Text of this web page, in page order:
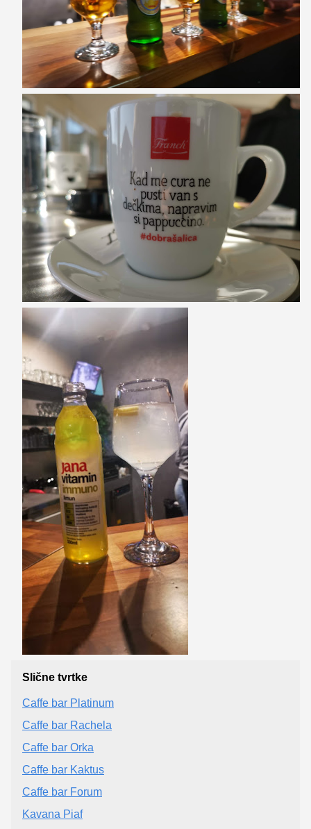
Slične tvrtke
Caffe bar Platinum
Caffe bar Rachela
Caffe bar Orka
Caffe bar Kaktus
Caffe bar Forum
Kavana Piaf